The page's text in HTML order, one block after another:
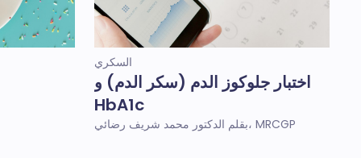
السكري
اختبار جلوكوز الدم (سكر الدم) و
HbA1c
بقلم الدكتور محمد شريف رضائي، MRCGP